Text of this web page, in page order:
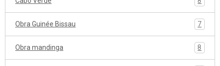
Obra Guinée Bissau 7
Obra mandinga 8